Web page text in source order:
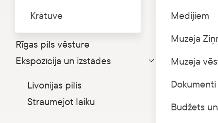
Krātuve
Medijiem
Muzeja
Muzeja
Budžets
Rīgas pils
Rīgas pils vēsture
Ekspozīcija un izstādes
Parādīt apakšizvēlni
Livonijas pilis
Straumējot laiku
28.
atskaņos
Olga